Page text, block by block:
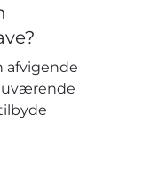
afvigende